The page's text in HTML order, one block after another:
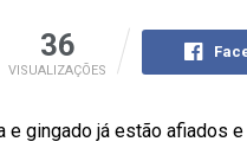
36
VISUALIZAÇÕES
e gingado já estão afiados